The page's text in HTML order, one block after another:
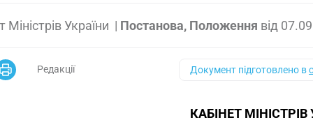
Міністрів України | Постанова, Положення від
Редакції Документ підготовлено в
КАБІНЕТ